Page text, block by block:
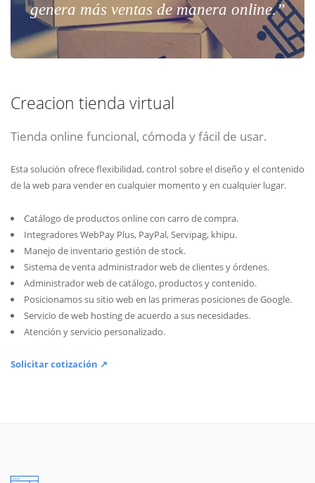
genera más ventas de manera online.”
Creacion tienda virtual
Tienda online funcional, cómoda y fácil de usar.
Esta solución ofrece flexibilidad, control sobre el diseño y el contenido
de la web para vender en cualquier momento y en cualquier lugar.
Catálogo de productos online con carro de compra.
Integradores WebPay Plus, PayPal, Servipag, khipu.
Manejo de inventario gestión de stock.
Sistema de venta administrador web de clientes y órdenes.
Administrador web de catálogo, productos y contenido.
Posicionamos su sitio web en las primeras posiciones de Google.
Servicio de web hosting de acuerdo a sus necesidades.
Atención y servicio personalizado.
Solicitar cotización ↗